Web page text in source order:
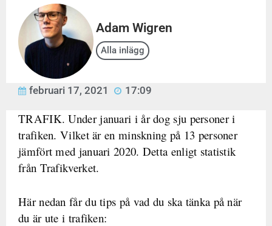
Adam Wigren
Alla inlägg
februari 17, 2021 17:09
TRAFIK. Under januari i år dog sju personer i
trafiken. Vilket är en minskning på 13 personer
jämfört med januari 2020. Detta enligt statistik
från Trafikverket.
Här nedan får du tips på vad du ska tänka på när
du är ute i trafiken: